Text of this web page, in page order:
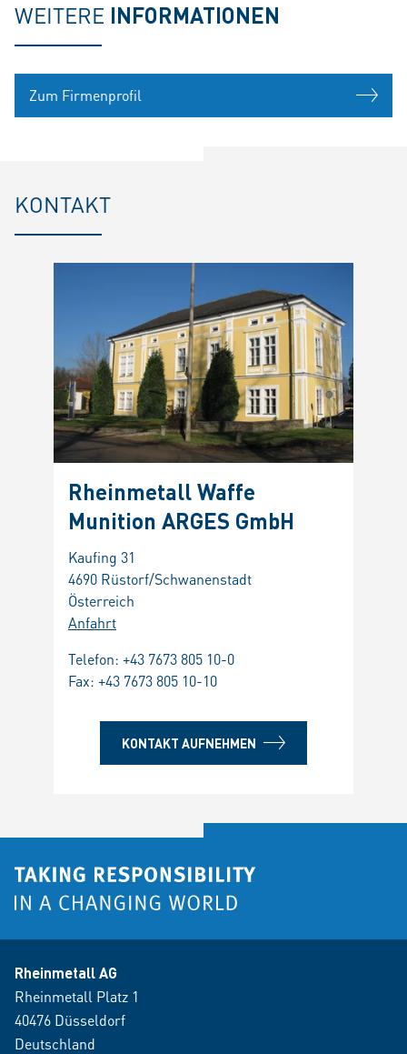
WEITERE INFORMATIONEN
Zum Firmenprofil
KONTAKT
Rheinmetall Waffe
Munition ARGES GmbH
Kaufing 31
4690 Rüstorf/Schwanenstadt
Österreich
Anfahrt
Telefon: +43 7673 805 10-0
Fax: +43 7673 805 10-10
KONTAKT AUFNEHMEN
Rheinmetall AG
Rheinmetall Platz 1
40476 Düsseldorf
Deutschland